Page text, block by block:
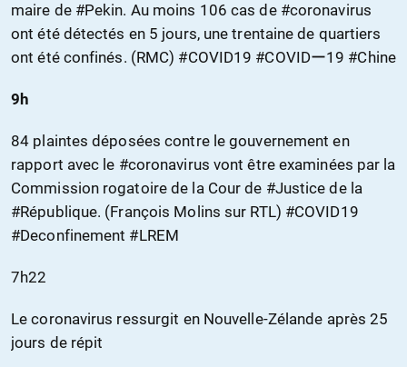
maire de #Pekin. Au moins 106 cas de #coronavirus
ont été détectés en 5 jours, une trentaine de quartiers
ont été confinés. (RMC) #COVID19 #COVIDー19 #Chine
9h
84 plaintes déposées contre le gouvernement en
rapport avec le #coronavirus vont être examinées par la
Commission rogatoire de la Cour de #Justice de la
#République. (François Molins sur RTL) #COVID19
#Deconfinement #LREM
7h22
Le coronavirus ressurgit en Nouvelle-Zélande après 25
jours de répit